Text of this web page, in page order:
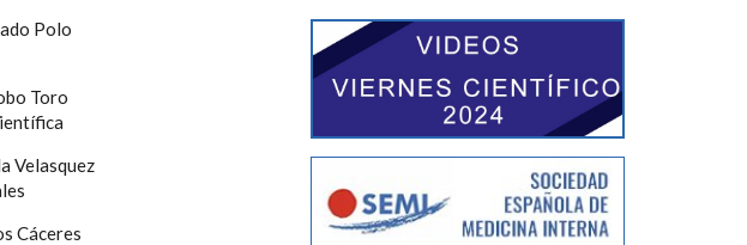
Polo
Toro
Velasquez
Cáceres